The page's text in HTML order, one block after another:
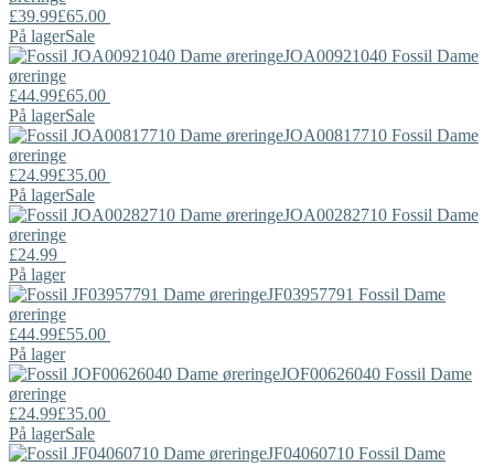
£39.99£65.00
På lagerSale
JOA00921040 Fossil Dame
øreringe
£44.99£65.00
På lagerSale
JOA00817710 Fossil Dame
øreringe
£24.99£35.00
På lagerSale
JOA00282710 Fossil Dame
øreringe
£24.99
På lager
JF03957791 Fossil Dame
øreringe
£44.99£55.00
På lager
JOF00626040 Fossil Dame
øreringe
£24.99£35.00
På lagerSale
JF04060710 Fossil Dame